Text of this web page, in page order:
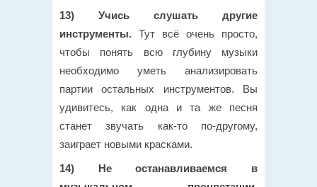
13) Учись слушать другие
инструменты. Тут всё очень просто,
чтобы понять всю глубину музыки
необходимо уметь анализировать
партии остальных инструментов. Вы
удивитесь, как одна и та же песня
станет звучать как-то по-другому,
заиграет новыми красками.
14) Не останавливаемся в